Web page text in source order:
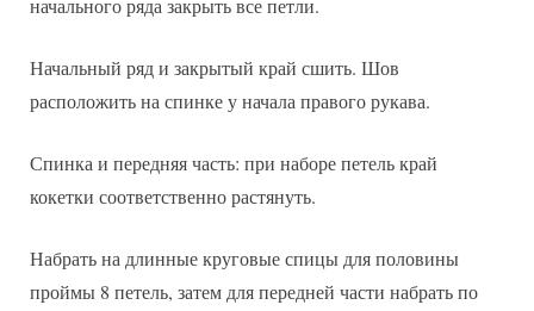
начального ряда закрыть все петли.
Начальный ряд и закрытый край сшить. Шов
расположить на спинке у начала правого рукава.
Спинка и передняя часть: при наборе петель край
кокетки соответственно растянуть.
Набрать на длинные круговые спицы для половины
проймы 8 петель, затем для передней части набрать по